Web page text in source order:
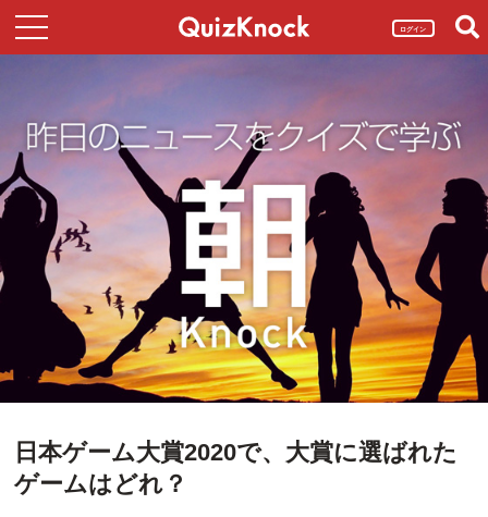
ログイン
日本ゲーム大賞2020で、大賞に選ばれた
ゲームはどれ？